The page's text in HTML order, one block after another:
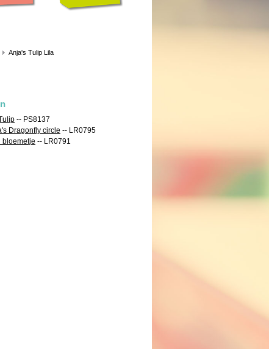
Anja's Tulip Lila
-- PS8137
Dragonfly circle -- LR0795
bloemetje -- LR0791